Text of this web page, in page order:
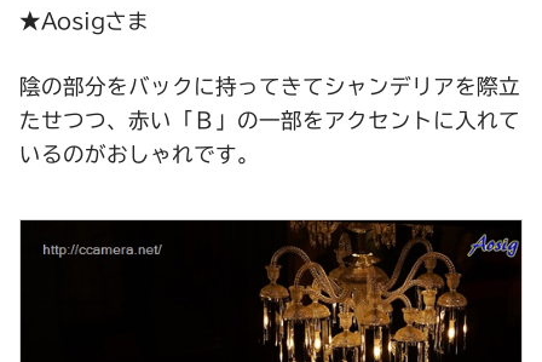
★Aosigさま
陰の部分をバックに持ってきてシャンデリアを際立
たせつつ、赤い「Ｂ」の一部をアクセントに入れて
いるのがおしゃれです。